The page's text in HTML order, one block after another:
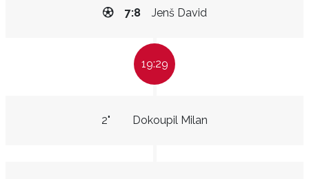
Jenš David
7:8
19:29
Dokoupil Milan
2"